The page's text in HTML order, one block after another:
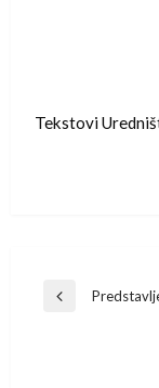
Tekstovi
Previous